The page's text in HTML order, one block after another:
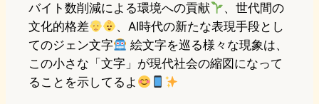
バイト数削減による環境への貢献
、世代間の
文化的格差
、AI時代の新たな表現手段とし
てのジェン文字
絵文字を巡る様々な現象は、
この小さな「文字」が現代社会の縮図になって
ることを示してるよ